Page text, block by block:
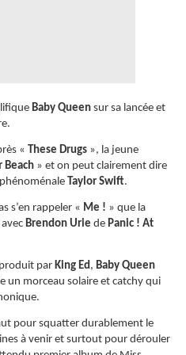
Baby Queen sur sa lancée et
« These Drugs », la jeune
Beach » et on peut clairement dire
Taylor Swift.
s’en rappeler « Me ! » que la
Brendon Urie de Panic ! At
par King Ed, Baby Queen
un morceau solaire et catchy qui
pour squatter durablement le
à venir et surtout pour dérouler